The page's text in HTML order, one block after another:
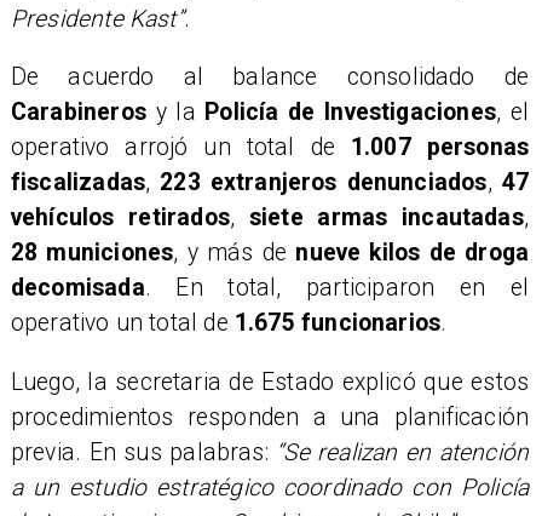
Presidente Kast”.
De acuerdo al balance consolidado de
Carabinerosy la Policía de Investigaciones, el
operativo arrojó un total de 1.007 personas
fiscalizadas, 223 extranjeros denunciados, 47
vehículos retirados, siete armas incautadas,
28 municiones, y más de nueve kilos de droga
decomisada. En total, participaron en el
operativo un total de 1.675 funcionarios.
Luego, la secretaria de Estado explicó que estos
procedimientos responden a una planificación
previa. En sus palabras: “Se realizan en atención
a un estudio estratégico coordinado con Policía